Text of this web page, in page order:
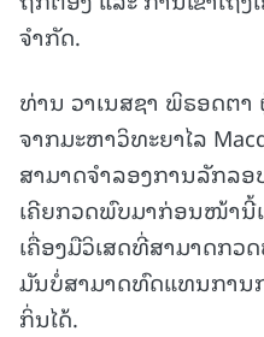
ຈຳກັດ.
ທ່ານ ວາເນສຊາ ພິຣອດຕ
ຈາກມະຫາວິທະຍາໄລ
ສາມາດຈຳລອງການລັກລອ
ເຄີຍກວດພົບມາກ່ອນໜ້ານີ້
ເຄື່ອງມືວິເສດທີ່ສາມາດກວ
ມັນບໍ່ສາມາດທົດແທນການ
ກິ່ນໄດ້.